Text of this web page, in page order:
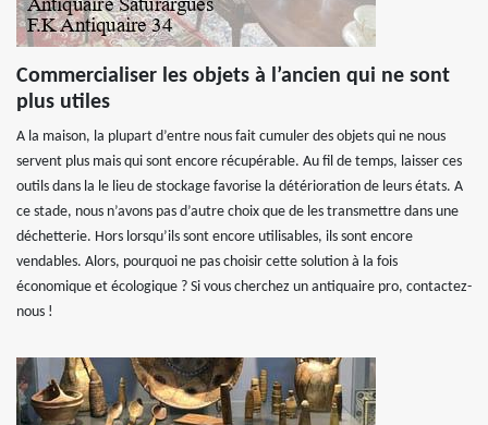
Commercialiser les objets à l’ancien qui ne sont
plus utiles
A la maison, la plupart d’entre nous fait cumuler des objets qui ne nous
servent plus mais qui sont encore récupérable. Au fil de temps, laisser ces
outils dans la le lieu de stockage favorise la détérioration de leurs états. A
ce stade, nous n’avons pas d’autre choix que de les transmettre dans une
déchetterie. Hors lorsqu’ils sont encore utilisables, ils sont encore
vendables. Alors, pourquoi ne pas choisir cette solution à la fois
économique et écologique ? Si vous cherchez un antiquaire pro, contactez-
nous !